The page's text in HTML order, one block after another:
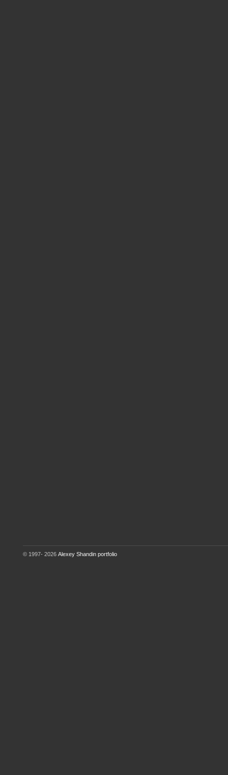
© 1997- 2026 Alexey Shandin portfolio